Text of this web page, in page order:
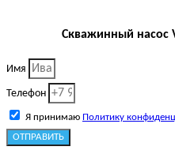
Скважинный насос
Имя
Телефон
Я принимаю Политику
ОТПРАВИТЬ